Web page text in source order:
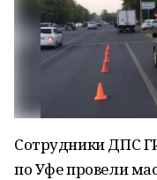
Сотрудники ДПС
по Уфе провели